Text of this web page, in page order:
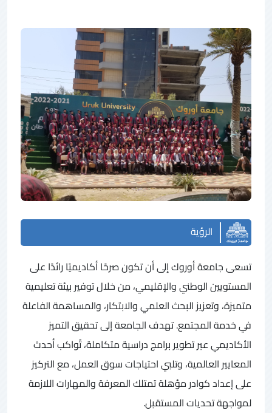
الرؤية
تسعى جامعة أوروك إلى أن تكون صرحًا أكاديميًا رائدًا على
المستويين الوطني والإقليمي، من خلال توفير بيئة تعليمية
متميزة، وتعزيز البحث العلمي والابتكار، والمساهمة الفاعلة
في خدمة المجتمع. تهدف الجامعة إلى تحقيق التميز
الأكاديمي عبر تطوير برامج دراسية متكاملة، تُواكب أحدث
المعايير العالمية، وتلبي احتياجات سوق العمل، مع التركيز
على إعداد كوادر مؤهلة تمتلك المعرفة والمهارات اللازمة
لمواجهة تحديات المستقبل.